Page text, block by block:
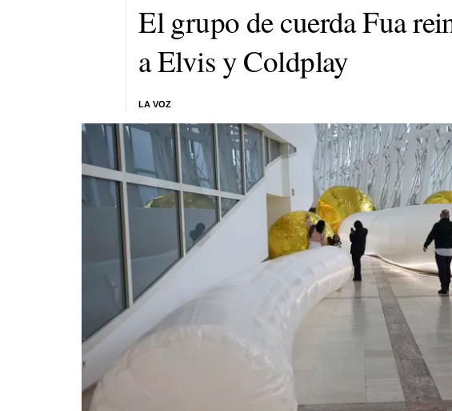
El grupo de cuerda Fua
a Elvis y Coldplay
LA VOZ